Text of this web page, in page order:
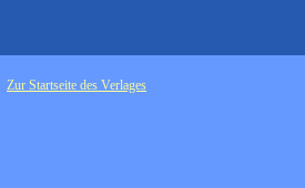
Zur Startseite des Verlages